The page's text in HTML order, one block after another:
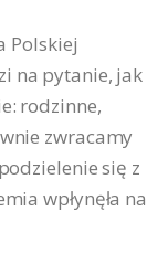
Polskiej
na pytanie, jak
rodzinne,
zwracamy
się z
wpłynęła na